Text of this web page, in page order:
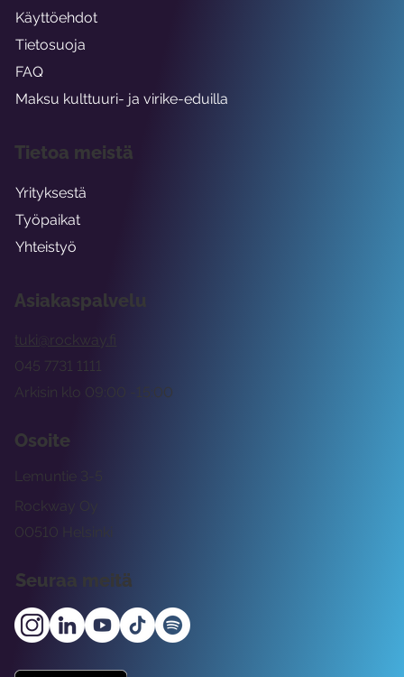
Asiakaspalvelu
tuki@rockway.fi
Arkisin klo 09:00 -15:00
045 7731 1111
Osoite
Rockway Oy
Lemuntie 3-5
00510 Helsinki
Seuraa meitä
Käyttöehdot
Tietosuoja
FAQ
Maksu kulttuuri- ja virike-eduilla
Tietoa meistä
Yrityksestä
Työpaikat
Yhteistyö